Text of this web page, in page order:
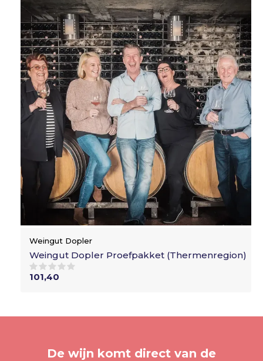
Weingut Dopler
Weingut Dopler Proefpakket (Thermenregion)
101,40
De wijn komt direct van de